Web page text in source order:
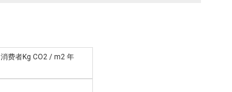
消费者Kg CO2 / m2 年